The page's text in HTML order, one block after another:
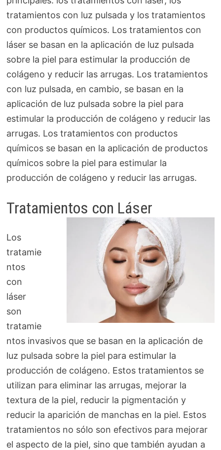
tratamientos con luz pulsada y los tratamientos
con productos químicos. Los tratamientos con
láser se basan en la aplicación de luz pulsada
sobre la piel para estimular la producción de
colágeno y reducir las arrugas. Los tratamientos
con luz pulsada, en cambio, se basan en la
aplicación de luz pulsada sobre la piel para
estimular la producción de colágeno y reducir las
arrugas. Los tratamientos con productos
químicos se basan en la aplicación de productos
químicos sobre la piel para estimular la
producción de colágeno y reducir las arrugas.
Tratamientos con Láser
Los
tratamie
ntos
con
láser
son
tratamie
ntos invasivos que se basan en la aplicación de
luz pulsada sobre la piel para estimular la
producción de colágeno. Estos tratamientos se
utilizan para eliminar las arrugas, mejorar la
textura de la piel, reducir la pigmentación y
reducir la aparición de manchas en la piel. Estos
tratamientos no sólo son efectivos para mejorar
el aspecto de la piel, sino que también ayudan a